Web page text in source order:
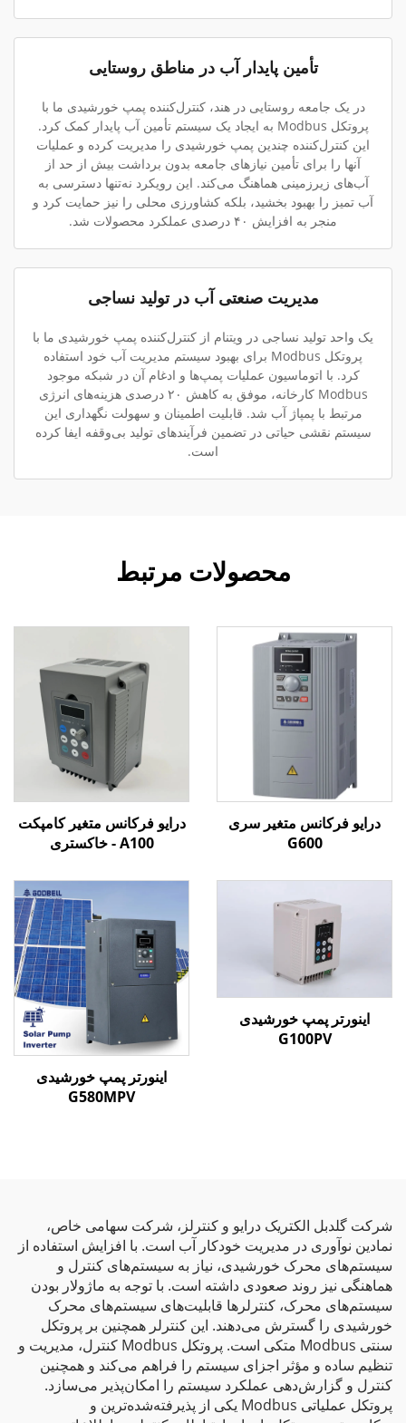
تأمین پایدار آب در مناطق روستایی
در یک جامعه روستایی در هند، کنترل‌کننده پمپ خورشیدی ما با
پروتکل Modbus به ایجاد یک سیستم تأمین آب پایدار کمک کرد.
این کنترل‌کننده چندین پمپ خورشیدی را مدیریت کرده و عملیات
آنها را برای تأمین نیازهای جامعه بدون برداشت بیش از حد از
آب‌های زیرزمینی هماهنگ می‌کند. این رویکرد نه‌تنها دسترسی به
آب تمیز را بهبود بخشید، بلکه کشاورزی محلی را نیز حمایت کرد و
منجر به افزایش ۴۰ درصدی عملکرد محصولات شد.
مدیریت صنعتی آب در تولید نساجی
یک واحد تولید نساجی در ویتنام از کنترل‌کننده پمپ خورشیدی ما با
پروتکل Modbus برای بهبود سیستم مدیریت آب خود استفاده
کرد. با اتوماسیون عملیات پمپ‌ها و ادغام آن در شبکه موجود
Modbus کارخانه، موفق به کاهش ۲۰ درصدی هزینه‌های انرژی
مرتبط با پمپاژ آب شد. قابلیت اطمینان و سهولت نگهداری این
سیستم نقشی حیاتی در تضمین فرآیندهای تولید بی‌وقفه ایفا کرده
است.
محصولات مرتبط
درایو فرکانس متغیر سری
G600
درایو فرکانس متغیر کامپکت
A100 - خاکستری
اینورتر پمپ خورشیدی
G100PV
اینورتر پمپ خورشیدی
G580MPV
شرکت گلدبل الکتریک درایو و کنترلز، شرکت سهامی خاص،
نمادین نوآوری در مدیریت خودکار آب است. با افزایش استفاده از
سیستم‌های محرک خورشیدی، نیاز به سیستم‌های کنترل و
هماهنگی نیز روند صعودی داشته است. با توجه به ماژولار بودن
سیستم‌های محرک، کنترلرها قابلیت‌های سیستم‌های محرک
خورشیدی را گسترش می‌دهند. این کنترلر همچنین بر پروتکل
سنتی Modbus متکی است. پروتکل Modbus کنترل، مدیریت و
تنظیم ساده و مؤثر اجزای سیستم را فراهم می‌کند و همچنین
کنترل و گزارش‌دهی عملکرد سیستم را امکان‌پذیر می‌سازد.
پروتکل عملیاتی Modbus یکی از پذیرفته‌شده‌ترین و